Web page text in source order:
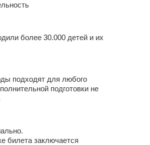
более 30.000 детей и их
билета заключается
подходят для любого
подготовки не